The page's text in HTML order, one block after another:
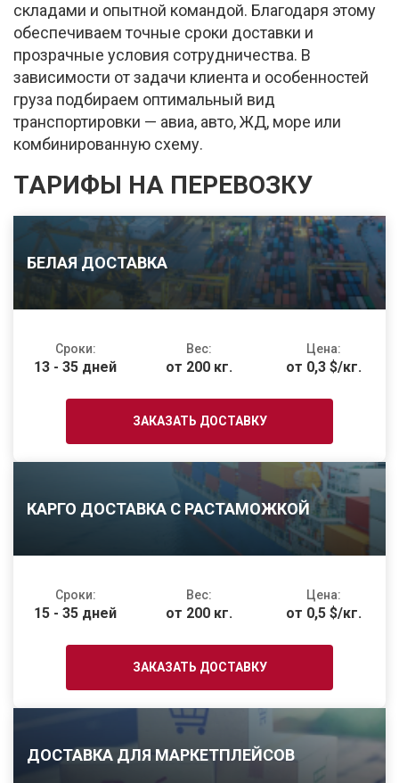
складами и опытной командой. Благодаря этому
обеспечиваем точные сроки доставки и
прозрачные условия сотрудничества. В
зависимости от задачи клиента и особенностей
груза подбираем оптимальный вид
транспортировки — авиа, авто, ЖД, море или
комбинированную схему.
ТАРИФЫ НА ПЕРЕВОЗКУ
БЕЛАЯ ДОСТАВКА
Сроки:
13 - 35 дней
Вес:
от 200 кг.
Цена:
от 0,3 $/кг.
ЗАКАЗАТЬ ДОСТАВКУ
КАРГО ДОСТАВКА С РАСТАМОЖКОЙ
Сроки:
15 - 35 дней
Вес:
от 200 кг.
Цена:
от 0,5 $/кг.
ЗАКАЗАТЬ ДОСТАВКУ
ДОСТАВКА ДЛЯ МАРКЕТПЛЕЙСОВ